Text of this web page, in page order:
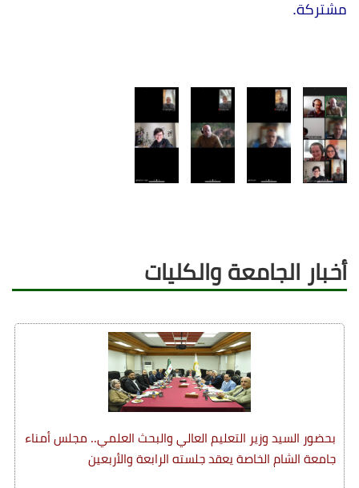
مشتركة.
أخبار الجامعة والكليات
بحضور السيد وزير التعليم العالي والبحث العلمي.. مجلس أمناء
جامعة الشام الخاصة يعقد جلسته الرابعة والأربعين